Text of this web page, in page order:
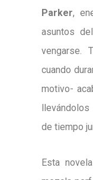
Parker,
asuntos
vengarse.
cuando
motivo-
de tiempo
Esta